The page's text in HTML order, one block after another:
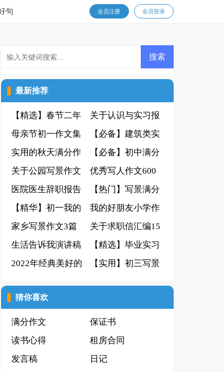
句 会员登录
会员注册
最新推荐
【精选】春节二年
级作文汇总五篇
关于认识与实习报
告四篇
母亲节初一作文集
合九篇
【必备】建筑类实
习报告3篇
实用的秋天满分作
文7篇
【必备】初中满分
作文8篇
关于公园写景作文
600字4篇
优秀写人作文600
字锦集5篇
医院医生辞职报告
范文集锦五篇
【热门】写景满分
作文合集八篇
【精华】初一我的
同学作文锦集六篇
我的好朋友小学作
文
家乡写景作文3篇
关于求职信汇编15
篇
生活告诉我演讲稿
【精选】毕业实习
报告集锦9篇
2022年经典美好的
锦集30条
【实用】初三写景
猜你喜欢
满分作文
保证书
读书心得
租房合同
发言稿
日记